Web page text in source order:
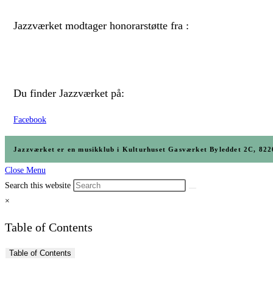
Jazzværket modtager honorarstøtte fra :
Du finder Jazzværket på:
Facebook
Jazzværket er en musikklub i Kulturhuset Gasværket Byleddet 2C,
Close Menu
Search this website
×
Table of Contents
Table of Contents